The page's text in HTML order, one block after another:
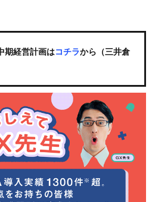
期経営計画はコチラから（三井倉